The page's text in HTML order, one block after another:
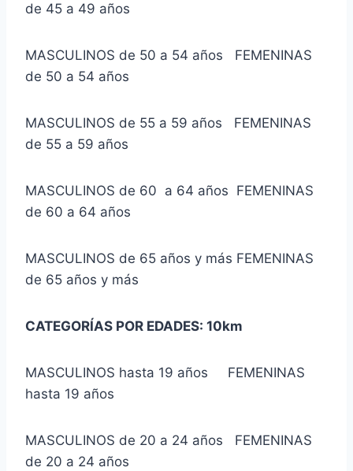
de 45 a 49 años
MASCULINOS de 50 a 54 años FEMENINAS
de 50 a 54 años
MASCULINOS de 55 a 59 años FEMENINAS
de 55 a 59 años
MASCULINOS de 60 a 64 años FEMENINAS
de 60 a 64 años
MASCULINOS de 65 años y más FEMENINAS
de 65 años y más
CATEGORÍAS POR EDADES: 10km
MASCULINOS hasta 19 años FEMENINAS
hasta 19 años
MASCULINOS de 20 a 24 años FEMENINAS
de 20 a 24 años